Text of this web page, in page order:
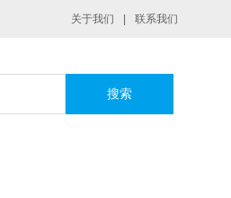
关于我们 联系我们